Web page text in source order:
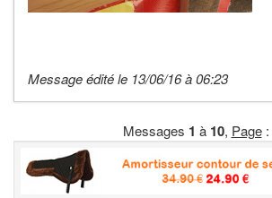
Message édité le 13/06/16 à 06:23
Messages 1 à 10, Page: